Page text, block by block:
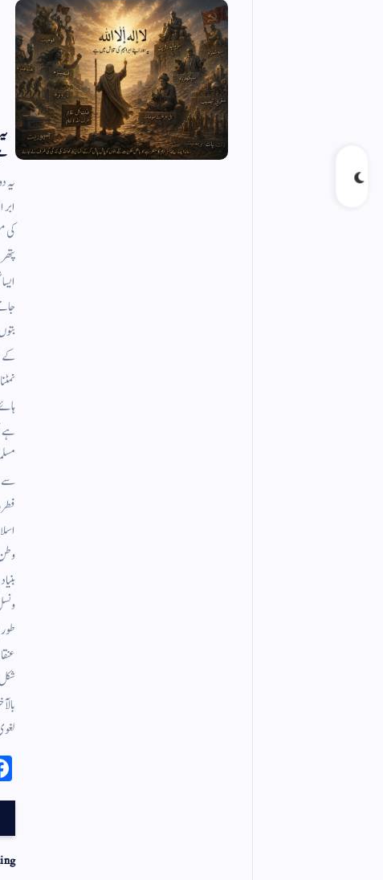
یہ
کی
کے
ہے
سے